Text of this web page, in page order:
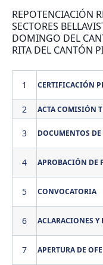
REPOTENCIACIÓN
SECTORES
DOMINGO DEL
RITA DEL CANTÓN
1 CERTIFICACIÓN
2 ACTA COMISIÓN
3 DOCUMENTOS
4 APROBACIÓN DE
5 CONVOCATORIA
6 ACLARACIONES Y
7 APERTURA DE